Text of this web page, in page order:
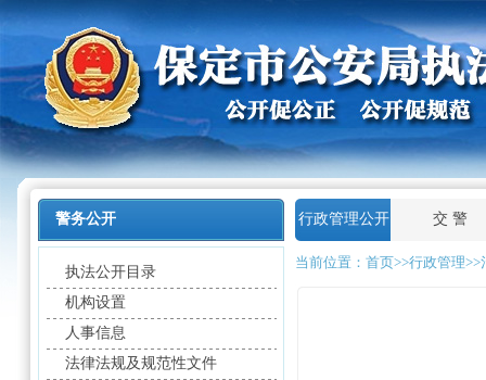
警务公开
执法公开目录
机构设置
人事信息
法律法规及规范性文件
行政管理公开 交 警
当前位置： 首页>>行政管理>>